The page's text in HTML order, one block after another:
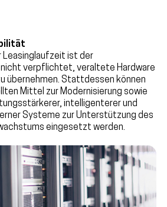
Leasinglaufzeit ist der
nicht verpflichtet, veraltete Hardware
übernehmen. Stattdessen können
Mittel zur Modernisierung sowie
intelligenterer und
Systeme zur Unterstützung des
eingesetzt werden.